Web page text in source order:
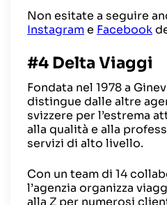
Non esitate a seguire
Instagrame Facebook
#4 Delta Viaggi
Fondata nel 1978 a
distingue dalle altre
svizzere per l’estrema
alla qualità e alla
servizi di alto livello.
Con un team di 14
l’agenzia organizza
alla Z per numerosi